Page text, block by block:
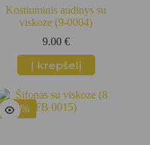
Kostiuminis audinys su
viskoze (9-0004)
9.00 €
Į krepšelį
-50%